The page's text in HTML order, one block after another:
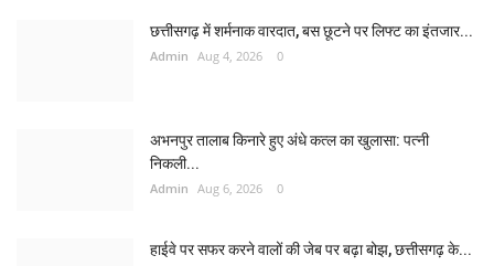
छत्तीसगढ़ में शर्मनाक वारदात, बस छूटने पर लिफ्ट का इंतजार...
Admin Aug 4, 2026 0
अभनपुर तालाब किनारे हुए अंधे कत्ल का खुलासा: पत्नी
निकली...
Admin Aug 6, 2026 0
हाईवे पर सफर करने वालों की जेब पर बढ़ा बोझ, छत्तीसगढ़ के...